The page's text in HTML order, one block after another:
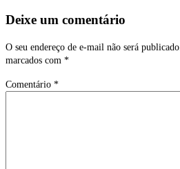
Deixe um comentário
O seu endereço de e-mail não será publicado.
marcados com *
Comentário *